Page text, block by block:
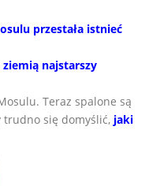
przestała istnieć
najstarszy
Teraz spalone są
trudno się domyślić, jaki